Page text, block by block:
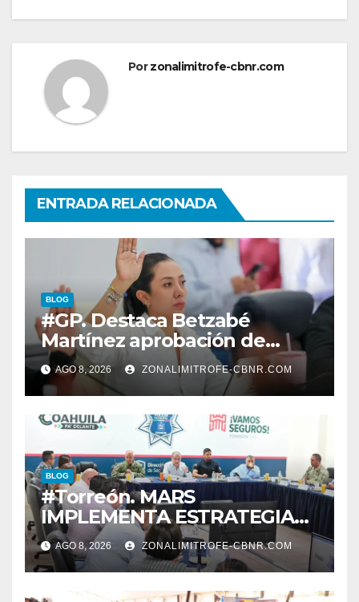
Porzonalimitrofe-cbnr.com
ENTRADA RELACIONADA
BLOG
#GP. Destaca Betzabé
Martínez aprobación de
nuevas normas para
fortalecer la ética y
transparencia*
AGO 8, 2026 ZONALIMITROFE-CBNR.COM
BLOG
#Torreón. MARS
IMPLEMENTA ESTRATEGIA
INTEGRAL PARA ESPACIOS Y
VIALIDADES SEGURAS
AGO 8, 2026 ZONALIMITROFE-CBNR.COM